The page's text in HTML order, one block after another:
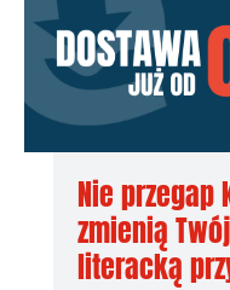
Nie
zmienią
literacką